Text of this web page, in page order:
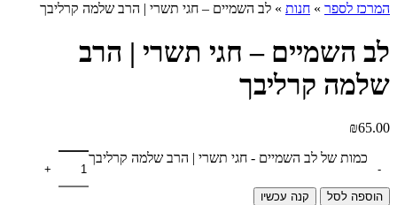
המרכז לספר » חנות » לב השמיים – חגי תשרי | הרב שלמה קרליבך
לב השמיים – חגי תשרי | הרב
שלמה קרליבך
₪65.00
כמות של לב השמיים - חגי תשרי | הרב שלמה קרליבך
הוספה לסל קנה עכשיו